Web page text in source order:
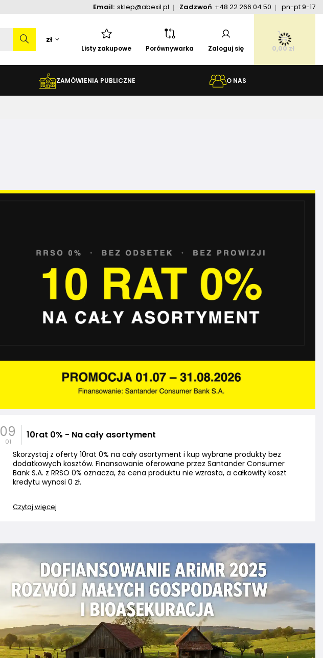
Email: sklep@abexil.pl Zadzwoń +48 22 266 04 50 pn-pt 9-17
zł
Listy zakupowe Porównywarka Zaloguj się 0,00 zł
ZAMÓWIENIA PUBLICZNE O NAS
09
01
10rat 0% - Na cały asortyment
Skorzystaj z oferty 10rat 0% na cały asortyment i kup wybrane produkty bez
dodatkowych kosztów. Finansowanie oferowane przez Santander Consumer
Bank S.A. z RRSO 0% oznacza, że cena produktu nie wzrasta, a całkowity koszt
kredytu wynosi 0 zł.
Czytaj więcej